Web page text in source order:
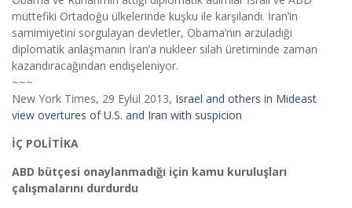
müttefiki Ortadoğu ülkelerinde kuşku ile karşılandı. İran’in
samimiyetini sorgulayan devletler, Obama’nın arzuladığı
diplomatik anlaşmanın İran’a nukleer silah üretiminde zaman
kazandıracağından endişeleniyor.
~~~
New York Times, 29 Eylül 2013, Israel and others in Mideast
view overtures of U.S. and Iran with suspicion
İÇ POLİTİKA
ABD bütçesi onaylanmadığı için kamu kuruluşları
çalışmalarını durdurdu